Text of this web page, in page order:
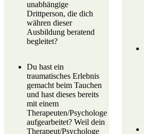
unabhängige
Drittperson, die dich
währen dieser
Ausbildung beratend
begleitet?
Du hast ein
traumatisches Erlebnis
gemacht beim Tauchen
und hast dieses bereits
mit einem
Therapeuten/Psychologe
aufgearbeitet? Weil dein
Therapeut/Psychologe